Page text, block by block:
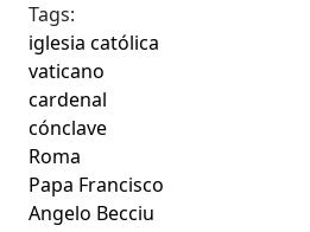
Tags:
iglesia católica
vaticano
cardenal
cónclave
Roma
Papa Francisco
Angelo Becciu